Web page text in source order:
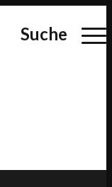
Suche